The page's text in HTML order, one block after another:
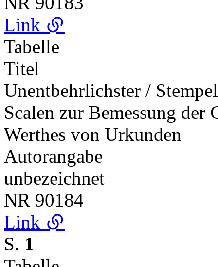
Link
Tabelle
Titel
Unentbehrlichster /
Scalen zur Bemessung der
Werthes von Urkunden
Autorangabe
unbezeichnet
NR 90184
Link
S. 1